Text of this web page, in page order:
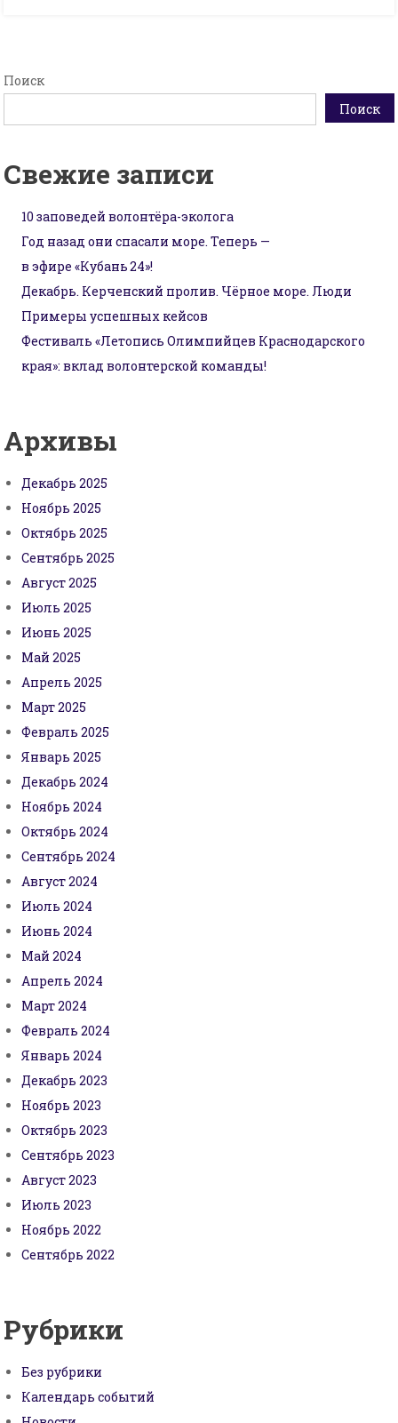
Поиск
Поиск
Свежие записи
10 заповедей волонтёра-эколога
Год назад они спасали море. Теперь —
в эфире «Кубань 24»!
Декабрь. Керченский пролив. Чёрное море. Люди
Примеры успешных кейсов
Фестиваль «Летопись Олимпийцев Краснодарского
края»: вклад волонтерской команды!
Архивы
Декабрь 2025
Ноябрь 2025
Октябрь 2025
Сентябрь 2025
Август 2025
Июль 2025
Июнь 2025
Май 2025
Апрель 2025
Март 2025
Февраль 2025
Январь 2025
Декабрь 2024
Ноябрь 2024
Октябрь 2024
Сентябрь 2024
Август 2024
Июль 2024
Июнь 2024
Май 2024
Апрель 2024
Март 2024
Февраль 2024
Январь 2024
Декабрь 2023
Ноябрь 2023
Октябрь 2023
Сентябрь 2023
Август 2023
Июль 2023
Ноябрь 2022
Сентябрь 2022
Рубрики
Без рубрики
Календарь событий